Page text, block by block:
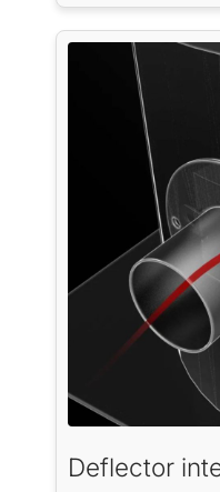
Deflector